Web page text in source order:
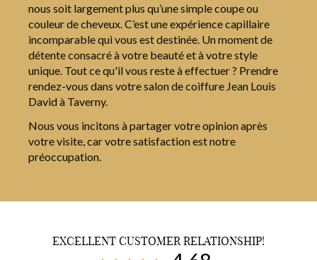
nous soit largement plus qu’une simple coupe ou
couleur de cheveux. C’est une expérience capillaire
incomparable qui vous est destinée. Un moment de
détente consacré à votre beauté et à votre style
unique. Tout ce qu'il vous reste à effectuer ? Prendre
rendez-vous dans votre salon de coiffure Jean Louis
David à Taverny.
Nous vous incitons à partager votre opinion après
votre visite, car votre satisfaction est notre
préoccupation.
EXCELLENT CUSTOMER RELATIONSHIP!